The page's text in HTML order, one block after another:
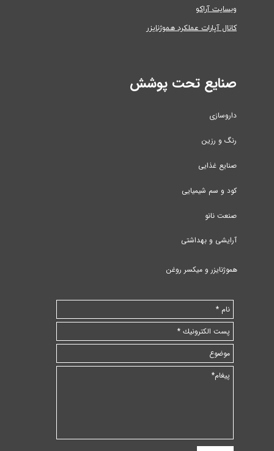
وبسایت آراکو
کانال آپارات عملکرد هموژنایزر
صنایع تحت پوشش
داروسازی
رنگ و رزین
صنایع غذایی
کود و سم شیمیایی
صنعت نانو
آرایشی و بهداشتی
هموژنایزر و میکسر روغن